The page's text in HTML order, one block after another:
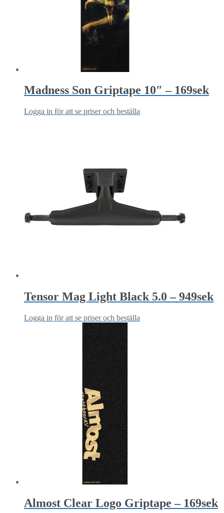
Madness Son Griptape 10″ – 169sek
Logga in för att se priser och beställa
Tensor Mag Light Black 5.0 – 949sek
Logga in för att se priser och beställa
Almost Clear Logo Griptape – 169sek